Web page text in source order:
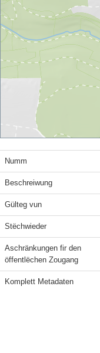
Numm
Beschreiwung
Gülteg vun
Stëchwieder
Aschränkungen fir den
öffentlëchen Zougang
Komplett Metadaten